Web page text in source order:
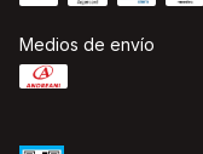
Medios de envío